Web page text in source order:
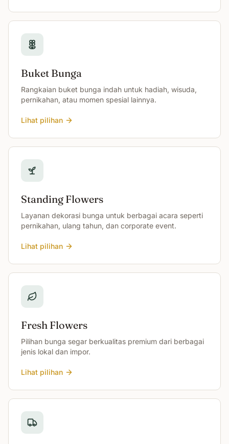
Buket Bunga
Rangkaian buket bunga indah untuk hadiah, wisuda,
pernikahan, atau momen spesial lainnya.
Lihat pilihan
Standing Flowers
Layanan dekorasi bunga untuk berbagai acara seperti
pernikahan, ulang tahun, dan corporate event.
Lihat pilihan
Fresh Flowers
Pilihan bunga segar berkualitas premium dari berbagai
jenis lokal dan impor.
Lihat pilihan